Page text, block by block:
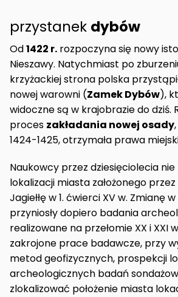
przystanek dybów
Od1422 r. rozpoczyna się nowy
Nieszawy. Natychmiast po
krzyżackiej strona polska
nowej warowni (Zamek Dybów),
widoczne są w krajobrazie do dziś.
proces zakładania nowej osady
1424-1425, otrzymała prawa
Naukowcy przez dziesięciolecia nie
lokalizacji miasta założonego przez
Jagiełłę w 1. ćwierci XV w. Zmianę
przyniosły dopiero badania
realizowane na przełomie XX i XXI
zakrojone prace badawcze, przy
metod geofizycznych, prospekcji
archeologicznych badań
zlokalizować położenie miasta